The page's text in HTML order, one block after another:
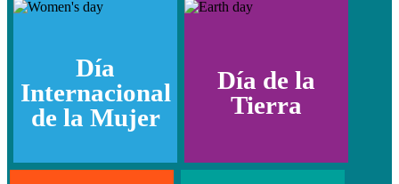
Día
Internacional
de la Mujer
Día de la
Tierra